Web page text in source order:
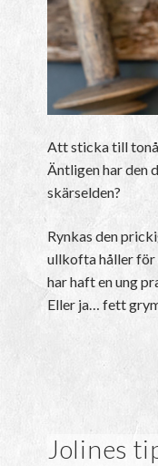
Att sticka till
Äntligen har den
skärselden?
Rynkas den
ullkofta håller för
har haft en ung
Eller ja… fett
Jolines